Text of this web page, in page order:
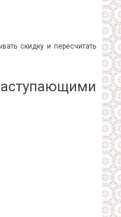
скидку и пересчитать